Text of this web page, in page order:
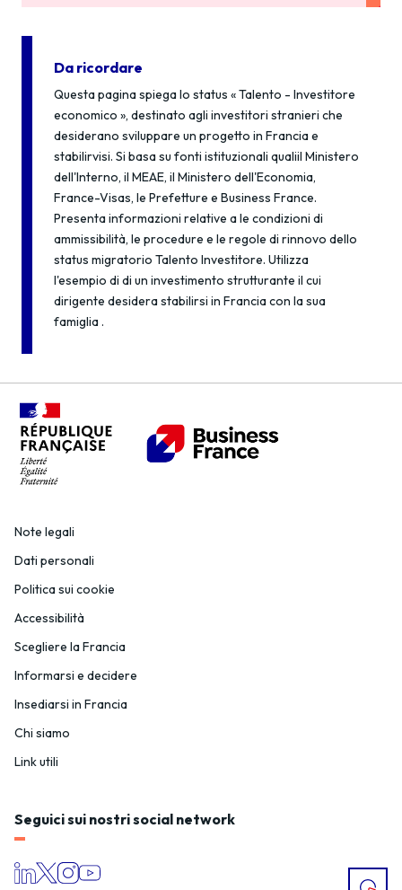
Da ricordare
Questa pagina spiega lo status « Talento - Investitore
economico », destinato agli investitori stranieri che
desiderano sviluppare un progetto in Francia e
stabilirvisi. Si basa su fonti istituzionali qualiil Ministero
dell'Interno, il MEAE, il Ministero dell'Economia,
France-Visas, le Prefetture e Business France.
Presenta informazioni relative a le condizioni di
ammissibilità, le procedure e le regole di rinnovo dello
status migratorio Talento Investitore. Utilizza
l'esempio di di un investimento strutturante il cui
dirigente desidera stabilirsi in Francia con la sua
famiglia .
Note legali
Dati personali
Politica sui cookie
Accessibilità
Scegliere la Francia
Informarsi e decidere
Insediarsi in Francia
Chi siamo
Link utili
Seguici sui nostri social network